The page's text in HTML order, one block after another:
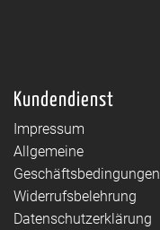
Kundendienst
Impressum
Allgemeine
Geschäftsbedingungen
Widerrufsbelehrung
Datenschutzerklärung